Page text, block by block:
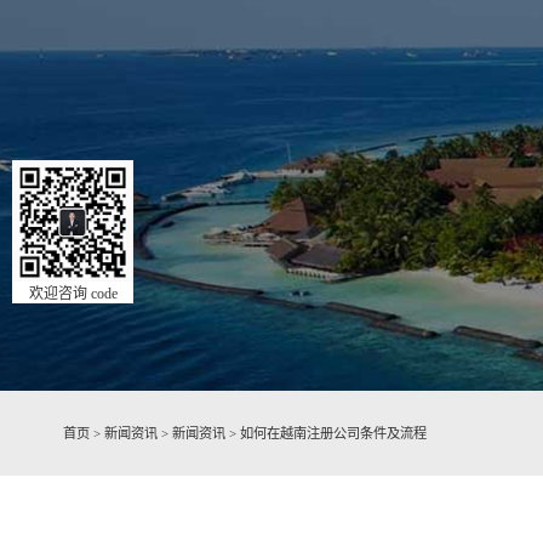
首页 > 新闻资讯 > 新闻资讯 > 如何在越南注册公司条件及流程
欢迎咨询 code